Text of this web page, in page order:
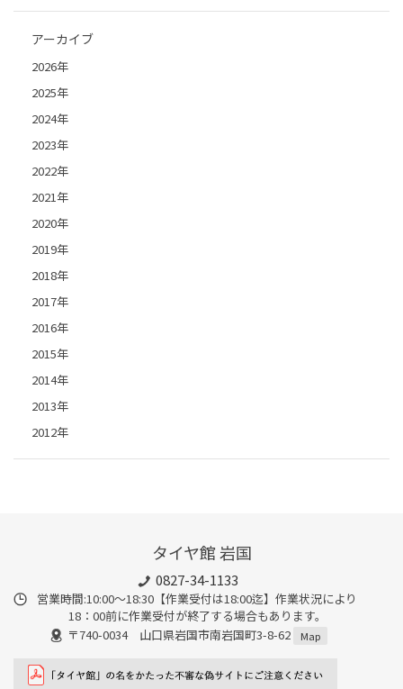
アーカイブ
2026年
2025年
2024年
2023年
2022年
2021年
2020年
2019年
2018年
2017年
2016年
2015年
2014年
2013年
2012年
タイヤ館 岩国
0827-34-1133
営業時間:10:00〜18:30【作業受付は18:00迄】作業状況により
18：00前に作業受付が終了する場合もあります。
〒740-0034 山口県岩国市南岩国町3-8-62
Map